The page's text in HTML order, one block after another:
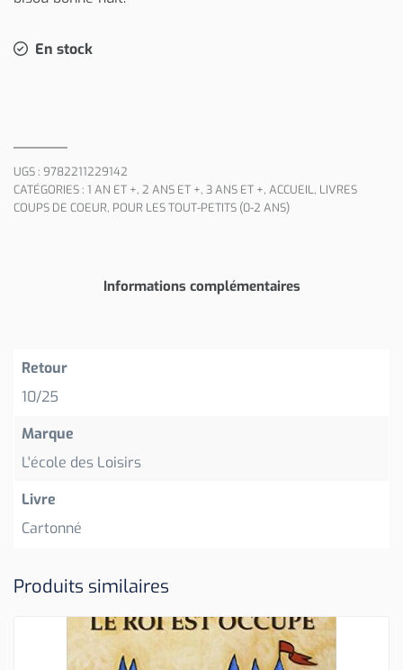
En stock
UGS : 9782211229142
CATÉGORIES : 1 AN ET +, 2 ANS ET +, 3 ANS ET +, ACCUEIL, LIVRES
COUPS DE COEUR, POUR LES TOUT-PETITS (0-2 ANS)
Informations complémentaires
Retour
10/25
Marque
L'école des Loisirs
Livre
Cartonné
Produits similaires